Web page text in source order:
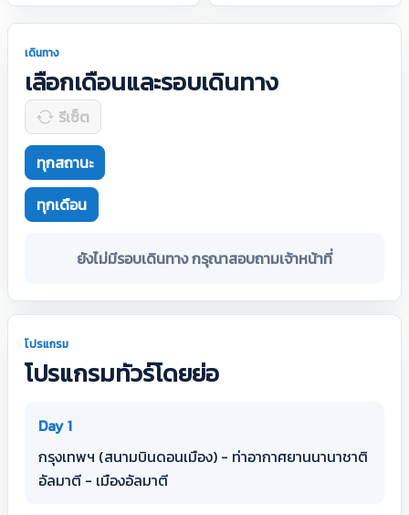
เดินทาง
เลือกเดือนและรอบเดินทาง
รีเซ็ต
ทุกสถานะ
ทุกเดือน
ยังไม่มีรอบเดินทาง กรุณาสอบถามเจ้าหน้าที่
โปรแกรม
โปรแกรมทัวร์โดยย่อ
Day 1
กรุงเทพฯ (สนามบินดอนเมือง) - ท่าอากาศยานนานาชาติ
อัลมาตี - เมืองอัลมาตี